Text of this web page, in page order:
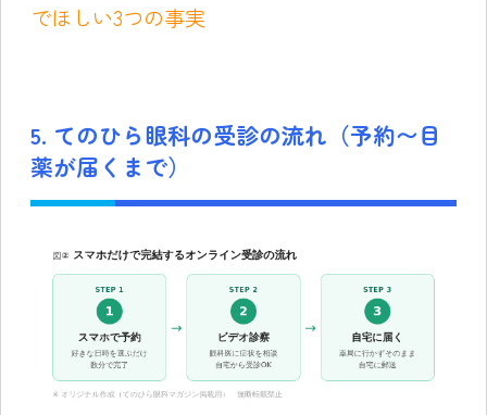
でほしい3つの事実
5. てのひら眼科の受診の流れ（予約〜目
薬が届くまで）